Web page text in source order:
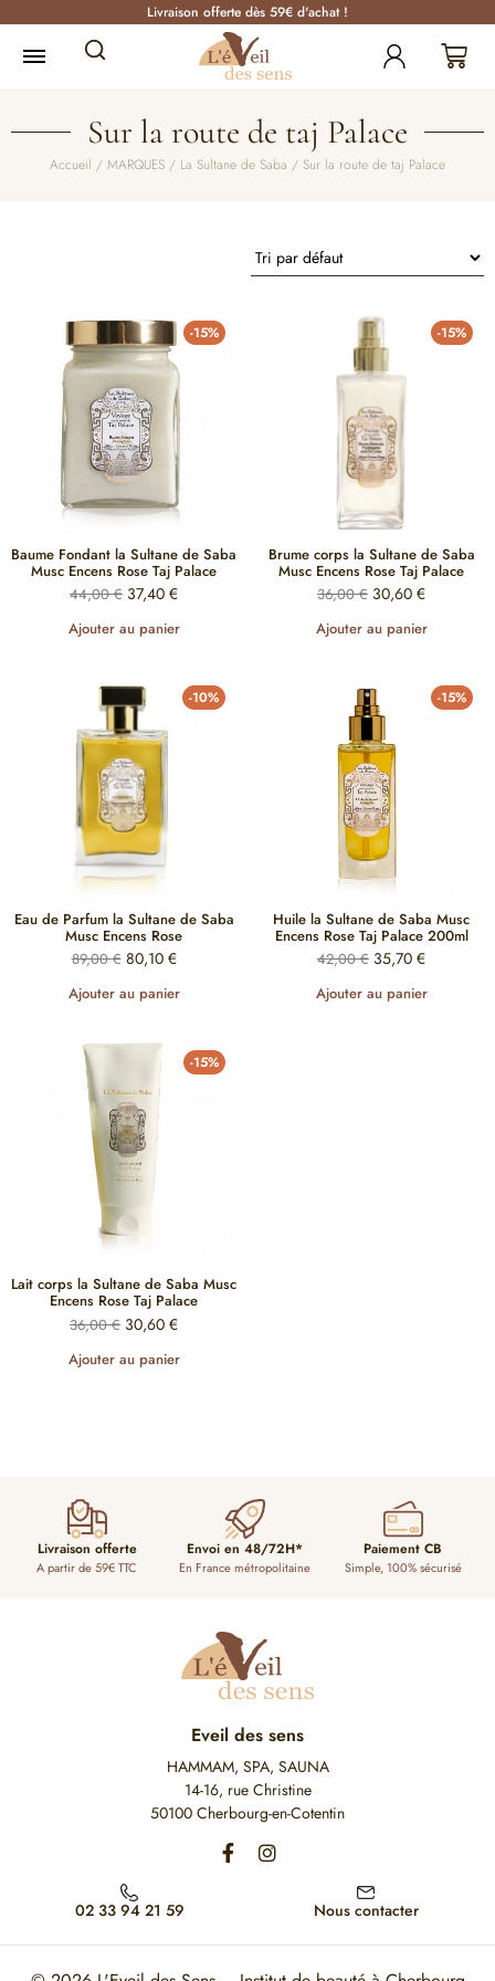
Livraison offerte dès 59€ d'achat !
Sur la route de taj Palace
Accueil / MARQUES / La Sultane de Saba / Sur la route de taj Palace
-15%
Baume Fondant la Sultane de Saba
Musc Encens Rose Taj Palace
44,00€ 37,40 €
Ajouter au panier
-15%
Brume corps la Sultane de Saba
Musc Encens Rose Taj Palace
36,00€ 30,60 €
Ajouter au panier
-10%
Eau de Parfum la Sultane de Saba
Musc Encens Rose
89,00€ 80,10 €
Ajouter au panier
-15%
Huile la Sultane de Saba Musc
Encens Rose Taj Palace 200ml
42,00€ 35,70 €
Ajouter au panier
-15%
Lait corps la Sultane de Saba Musc
Encens Rose Taj Palace
36,00€ 30,60 €
Ajouter au panier
Livraison offerte
A partir de 59€ TTC
Envoi en 48/72H*
En France métropolitaine
Paiement CB
Simple, 100% sécurisé
Eveil des sens
HAMMAM, SPA, SAUNA
14-16, rue Christine
50100 Cherbourg-en-Cotentin
02 33 94 21 59 Nous contacter